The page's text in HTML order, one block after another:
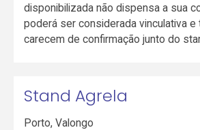
disponibilizada não dispensa a sua
poderá ser considerada vinculativa
carecem de confirmação junto do
Stand Agrela
Porto,Valongo